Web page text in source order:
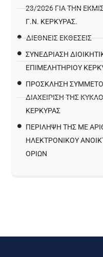
23/2026 ΓΙΑ ΤΗΝ
Γ.Ν. ΚΈΡΚΥΡΑΣ.
ΔΙΕΘΝΕΙΣ ΕΚΘΕΣΕΙΣ
ΣΥΝΕΔΡΙΑΣΗ
ΕΠΙΜΕΛΗΤΗΡΙΟΥ
ΠΡΌΣΚΛΗΣΗ
ΔΙΑΧΕΊΡΙΣΗ ΤΗΣ
ΚΈΡΚΥΡΑΣ
ΠΕΡΙΛΗΨΗ ΤΗΣ ΜΕ
ΗΛΕΚΤΡΟΝΙΚΟΥ
ΟΡΙΩΝ